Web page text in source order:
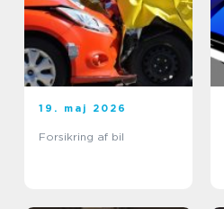
19. maj 2026
Forsikring af bil